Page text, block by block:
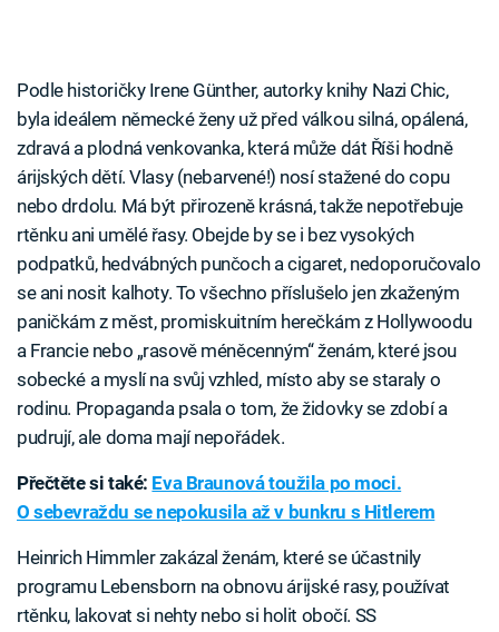
Podle historičky Irene Günther, autorky knihy Nazi Chic,
byla ideálem německé ženy už před válkou silná, opálená,
zdravá a plodná venkovanka, která může dát Říši hodně
árijských dětí. Vlasy (nebarvené!) nosí stažené do copu
nebo drdolu. Má být přirozeně krásná, takže nepotřebuje
rtěnku ani umělé řasy. Obejde by se i bez vysokých
podpatků, hedvábných punčoch a cigaret, nedoporučovalo
se ani nosit kalhoty. To všechno příslušelo jen zkaženým
paničkám z měst, promiskuitním herečkám z Hollywoodu
a Francie nebo „rasově méněcenným“ ženám, které jsou
sobecké a myslí na svůj vzhled, místo aby se staraly o
rodinu. Propaganda psala o tom, že židovky se zdobí a
pudrují, ale doma mají nepořádek.
Přečtěte si také: Eva Braunová toužila po moci.
O sebevraždu se nepokusila až v bunkru s Hitlerem
Heinrich Himmler zakázal ženám, které se účastnily
programu Lebensborn na obnovu árijské rasy, používat
rtěnku, lakovat si nehty nebo si holit obočí. SS